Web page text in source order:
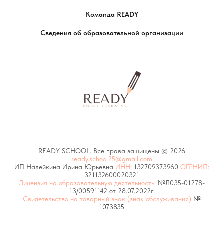
Команда READY
Сведения об образовательной организации
READY SCHOOL. Все права защищены © 2026
ready.school25@gmail.com
ИП Налейкина Ирина Юрьевна ИНН: 132709373960 ОГРНИП:
321132600020321
Лицензия на образовательную деятельность: №Л035-01278-
13/00591142 от 28.07.2022г.
Свидетельство на товарный знак (знак обслуживания) №
1073835